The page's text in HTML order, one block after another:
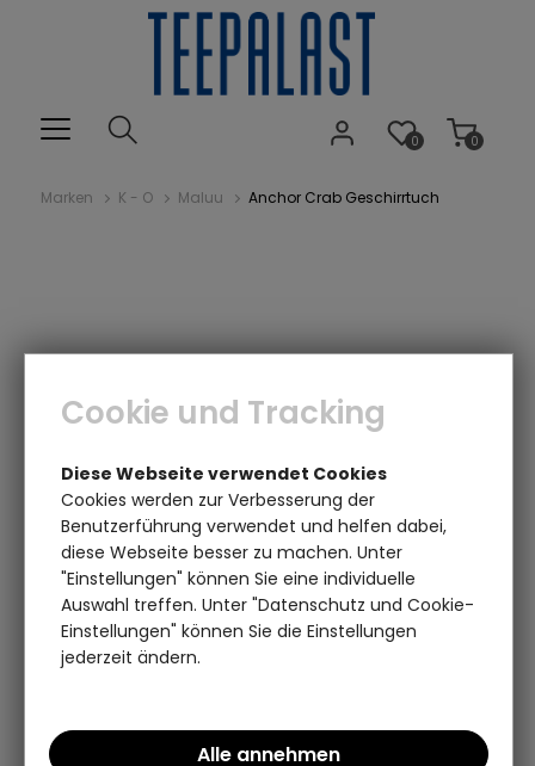
0
0
Marken K - O Maluu Anchor Crab Geschirrtuch
Cookie und Tracking
Diese Webseite verwendet Cookies
Cookies werden zur Verbesserung der
Benutzerführung verwendet und helfen dabei,
diese Webseite besser zu machen. Unter
"Einstellungen" können Sie eine individuelle
Auswahl treffen. Unter "Datenschutz und Cookie-
Einstellungen" können Sie die Einstellungen
jederzeit ändern.